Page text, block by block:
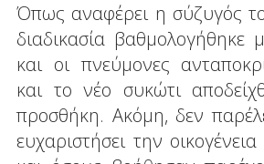
Όπως αναφέρει η σύζυγός
διαδικασία βαθμολογήθηκε
και οι πνεύμονες
και το νέο συκώτι
προσθήκη. Ακόμη, δεν
ευχαριστήσει την